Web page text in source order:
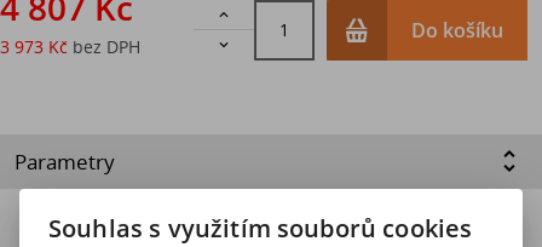
3 973 Kč bez DPH


Do košíku
Parametry
Přilnavost na
NE
Souhlas s využitím souborů cookies